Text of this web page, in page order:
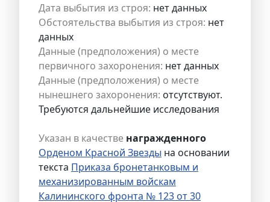
Дата выбытия из строя: нет данных
Обстоятельства выбытия из строя: нет
данных
Данные (предположения) о месте
первичного захоронения: нет данных
Данные (предположения) о месте
нынешнего захоронения: отсутствуют.
Требуются дальнейшие исследования
Указан в качестве награжденного
Орденом Красной Звезды на основании
текста Приказа бронетанковым и
механизированным войскам
Калининского фронта № 123 от 30